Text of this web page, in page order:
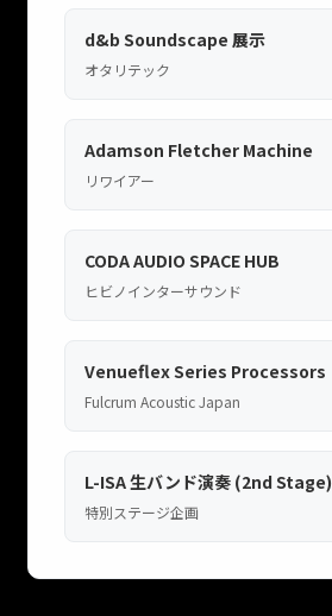
d&b Soundscape 展示
オタリテック
Adamson Fletcher Machine
リワイアー
CODA AUDIO SPACE HUB
ヒビノインターサウンド
Venueflex Series Processors
Fulcrum Acoustic Japan
L-ISA 生バンド演奏 (2nd Stage)
特別ステージ企画